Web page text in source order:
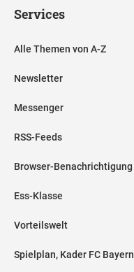
Services
Alle Themen von A-Z
Newsletter
Messenger
RSS-Feeds
Browser-Benachrichtigung
Ess-Klasse
Vorteilswelt
Spielplan, Kader FC Bayern